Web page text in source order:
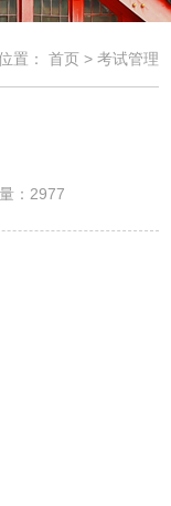
置： 首页> 考试管理
： 2977